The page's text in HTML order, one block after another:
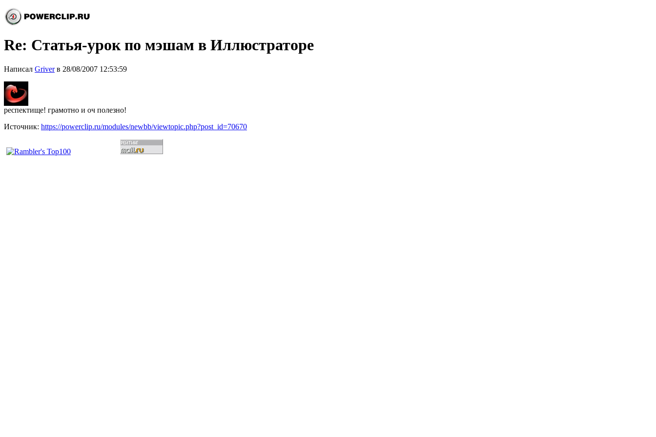
Re: Статья-урок по мэшам в Иллюстраторе
Написал Griverв 28/08/2007 12:53:59
респектище! грамотно и оч полезно!
Источник: https://powerclip.ru/modules/newbb/viewtopic.php?post_id=70670